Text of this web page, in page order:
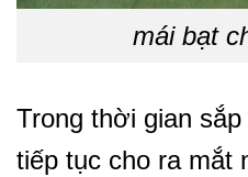
mái bạt
Trong thời gian
tiếp tục cho ra mắt